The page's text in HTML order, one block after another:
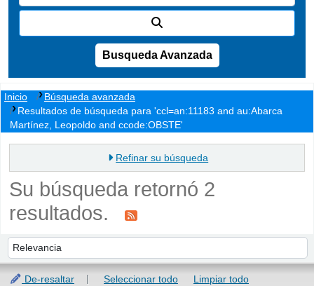
Busqueda Avanzada
Inicio
Búsqueda avanzada
Resultados de búsqueda para 'ccl=an:11183 and au:Abarca
Martínez, Leopoldo and ccode:OBSTE'
Refinar su búsqueda
Su búsqueda retornó 2
resultados.
Ordenar por:
De-resaltar Seleccionar todo
Limpiar todo